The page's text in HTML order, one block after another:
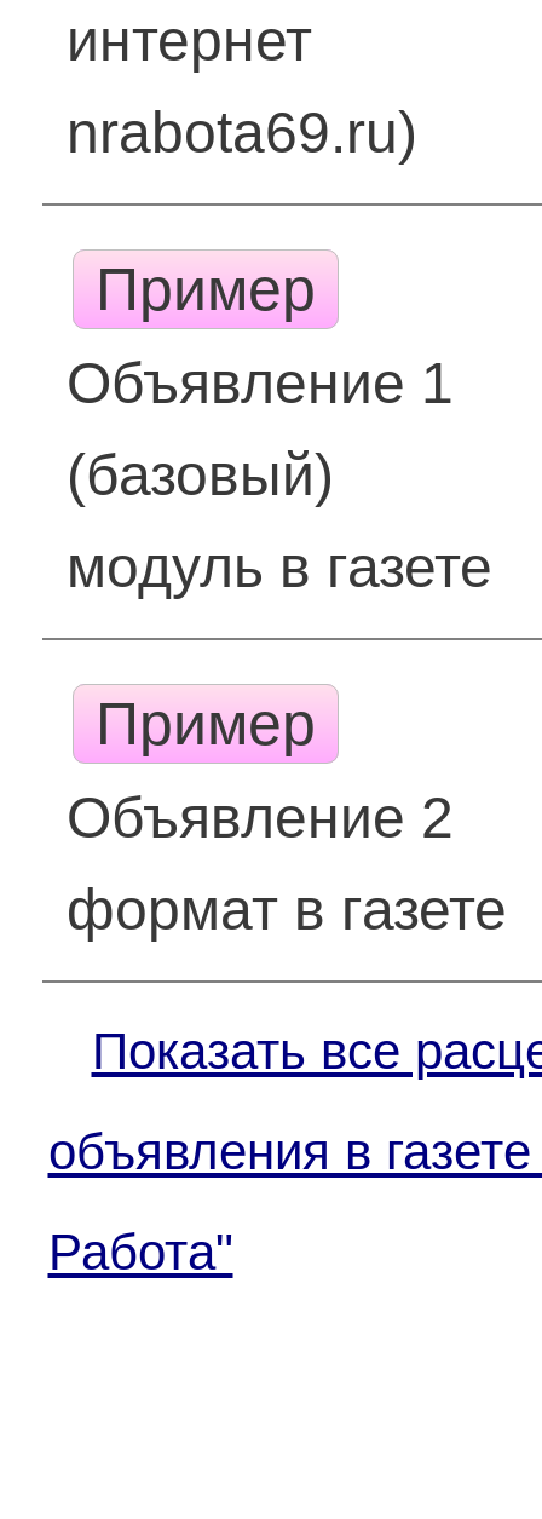
интернет
nrabota69.ru)
Пример
Объявление 1
(базовый)
модуль в газете
Пример
Объявление 2
формат в газете
Показать все
объявления в
Работа"